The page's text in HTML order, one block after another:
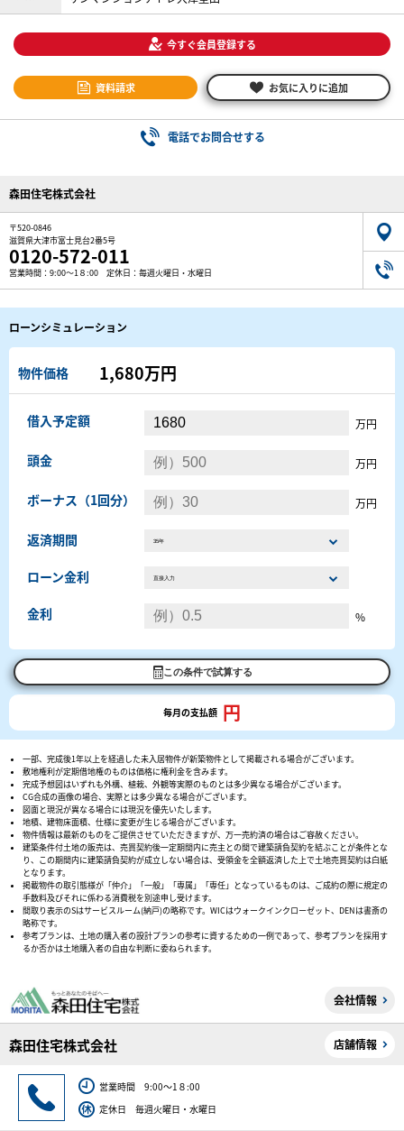
今すぐ会員登録する
資料請求 お気に入りに追加
電話でお問合せする
森田住宅株式会社
〒520-0846
滋賀県大津市富士見台2番5号
0120-572-011
営業時間：9:00～1８:00 定休日：毎週火曜日・水曜日
ローンシミュレーション
物件価格 1,680万円
借入予定額 万円
頭金 万円
ボーナス（1回分） 万円
返済期間
ローン金利
金利 %
この条件で試算する
毎月の支払額 円
一部、完成後1年以上を経過した未入居物件が新築物件として掲載される場合がございます。
敷地権利が定期借地権のものは価格に権利金を含みます。
完成予想図はいずれも外構、植栽、外観等実際のものとは多少異なる場合がございます。
CG合成の画像の場合、実際とは多少異なる場合がございます。
図面と現況が異なる場合には現況を優先いたします。
地積、建物床面積、仕様に変更が生じる場合がございます。
物件情報は最新のものをご提供させていただきますが、万一売約済の場合はご容赦ください。
建築条件付土地の販売は、売買契約後一定期間内に売主との間で建築請負契約を結ぶことが条件とな
り、この期間内に建築請負契約が成立しない場合は、受領金を全額返済した上で土地売買契約は白紙
となります。
掲載物件の取引態様が「仲介」「一般」「専属」「専任」となっているものは、ご成約の際に規定の
手数料及びそれに係わる消費税を別途申し受けます。
間取り表示のSはサービスルーム(納戸)の略称です。WICはウォークインクローゼット、DENは書斎の
略称です。
参考プランは、土地の購入者の設計プランの参考に資するための一例であって、参考プランを採用す
るか否かは土地購入者の自由な判断に委ねられます。
会社情報
森田住宅株式会社 店舗情報
営業時間 9:00～1８:00
定休日 毎週火曜日・水曜日